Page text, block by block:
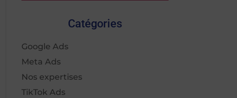
Catégories
Google Ads
Meta Ads
Nos expertises
TikTok Ads